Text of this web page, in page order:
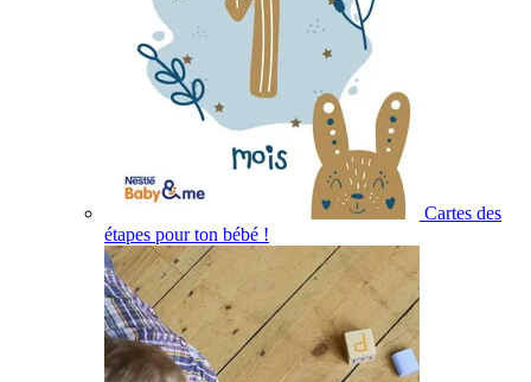
Cartes des
étapes pour ton bébé !